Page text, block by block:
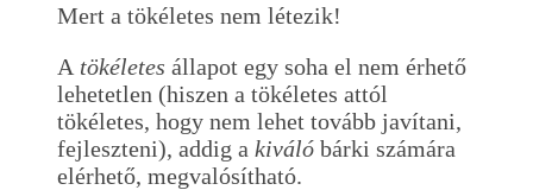
Mert a tökéletes nem létezik!
A tökéletes állapot egy soha el nem érhető
lehetetlen (hiszen a tökéletes attól
tökéletes, hogy nem lehet tovább javítani,
fejleszteni), addig a kiváló bárki számára
elérhető, megvalósítható.